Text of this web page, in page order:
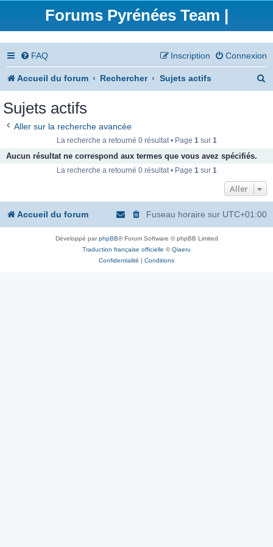
Forums Pyrénées Team |
FAQ Connexion
Inscription
Accueil du forum Rechercher Sujets actifs
e
Sujets actifs
Aller sur la recherche avancée
La recherche a retourné 0 résultat • Page 1sur 1
Aucun résultat ne correspond aux termes que vous avez spécifiés.
La recherche a retourné 0 résultat • Page 1sur 1
Aller
Accueil du forum Fuseau horaire sur UTC+01:00
Développé parphpBB® Forum Software © phpBB Limited
Traduction française officielle ©Qiaeru
Confidentialité | Conditions